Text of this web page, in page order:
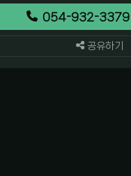
054-932-3379
공유하기